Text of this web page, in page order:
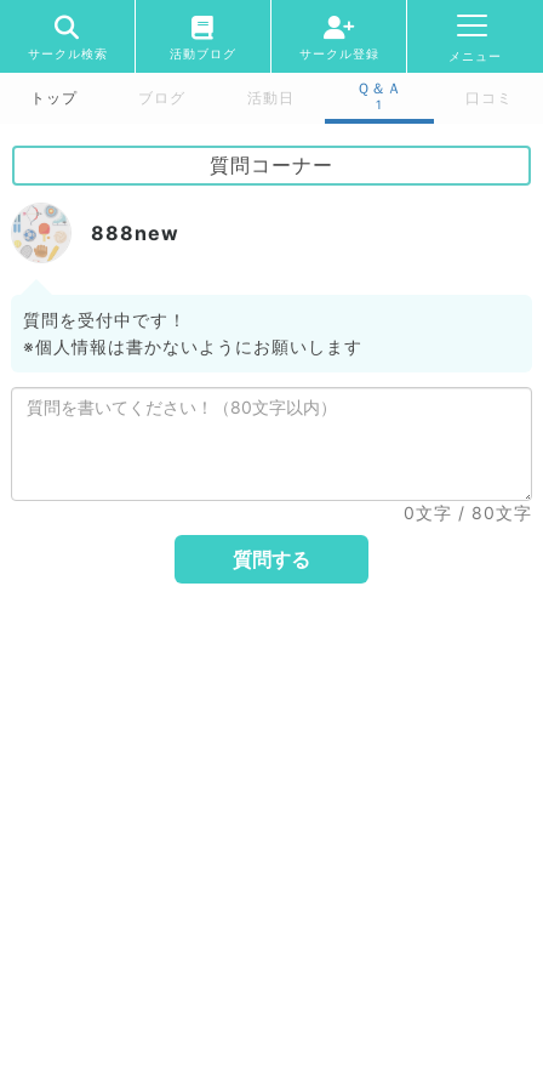
サークル検索 活動ブログ サークル登録 メニュー
トップ ブログ 活動日
Ｑ＆Ａ
1 口コミ
質問コーナー
888new
質問を受付中です！
※個人情報は書かないようにお願いします
0文字 / 80文字